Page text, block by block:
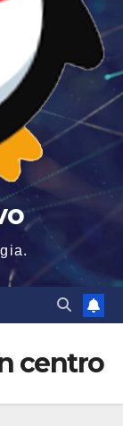
centro